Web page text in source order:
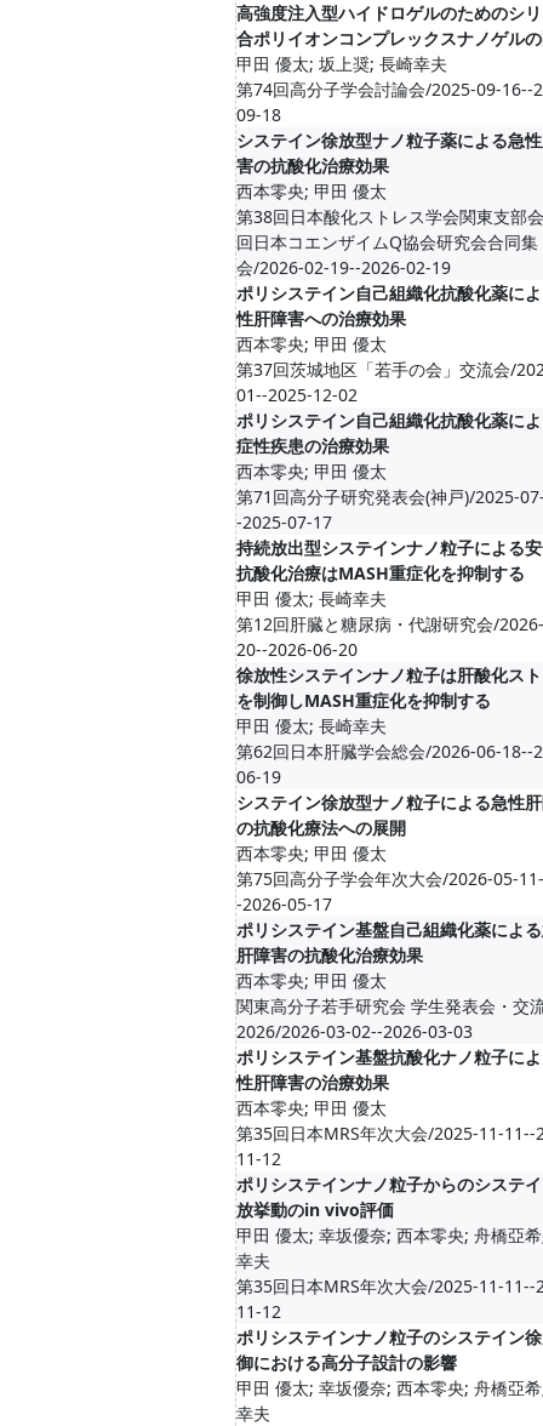
高強度注入型ハイドロゲルのためのシ
合ポリイオンコンプレックスナノゲル
甲田 優太; 坂上奨; 長崎幸夫
第74回高分子学会討論会/2025-09-16--
09-18
システイン徐放型ナノ粒子薬による急
害の抗酸化治療効果
西本零央; 甲田 優太
第38回日本酸化ストレス学会関東支部
回日本コエンザイムQ協会研究会合同集
会/2026-02-19--2026-02-19
ポリシステイン自己組織化抗酸化薬に
性肝障害への治療効果
西本零央; 甲田 優太
第37回茨城地区「若手の会」交流会/
01--2025-12-02
ポリシステイン⾃⼰組織化抗酸化薬に
症性疾患の治療効果
西本零央; 甲田 優太
第71回高分子研究発表会(神戸)/2025-
-2025-07-17
持続放出型システインナノ粒子による
抗酸化治療はMASH重症化を抑制する
甲田 優太; 長崎幸夫
第12回肝臓と糖尿病・代謝研究会/
20--2026-06-20
徐放性システインナノ粒子は肝酸化ス
を制御しMASH重症化を抑制する
甲田 優太; 長崎幸夫
第62回日本肝臓学会総会/2026-06-18--
06-19
システイン徐放型ナノ粒子による急性
の抗酸化療法への展開
西本零央; 甲田 優太
第75回高分子学会年次大会/2026-05-11-
-2026-05-17
ポリシステイン基盤自己組織化薬によ
肝障害の抗酸化治療効果
西本零央; 甲田 優太
関東高分子若手研究会 学生発表会・交
2026/2026-03-02--2026-03-03
ポリシステイン基盤抗酸化ナノ粒子に
性肝障害の治療効果
西本零央; 甲田 優太
第35回日本MRS年次大会/2025-11-11--
11-12
ポリシステインナノ粒子からのシステ
放挙動のin vivo評価
甲田 優太; 幸坂優奈; 西本零央; 舟橋亞
幸夫
第35回日本MRS年次大会/2025-11-11--
11-12
ポリシステインナノ粒子のシステイン
御における高分子設計の影響
甲田 優太; 幸坂優奈; 西本零央; 舟橋亞
幸夫